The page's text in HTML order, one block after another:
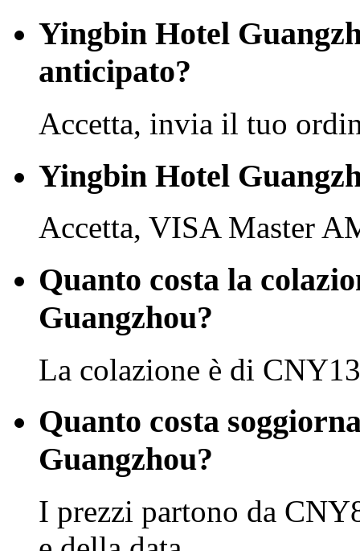
Yingbin Hotel
anticipato?
Accetta, invia il tuo
Yingbin Hotel
Accetta, VISA Master
Quanto costa la
Guangzhou?
La colazione è di
Quanto costa
Guangzhou?
I prezzi partono da